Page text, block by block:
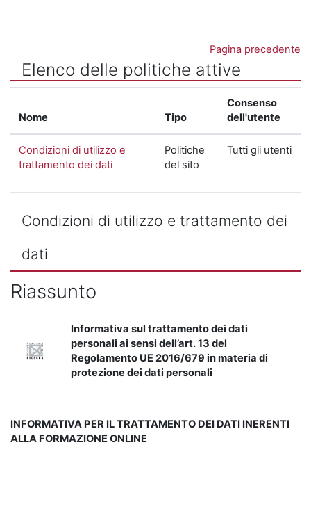
Pagina precedente
Elenco delle politiche attive
Nome Tipo
Consenso
dell'utente
Condizioni di utilizzo e
trattamento dei dati
Politiche
del sito
Tutti gli utenti
Condizioni di utilizzo e trattamento dei
dati
Riassunto
Informativa sul trattamento dei dati
personali ai sensi dell’art. 13 del
Regolamento UE 2016/679 in materia di
protezione dei dati personali
INFORMATIVA PER IL TRATTAMENTO DEI DATI INERENTI
ALLA FORMAZIONE ONLINE